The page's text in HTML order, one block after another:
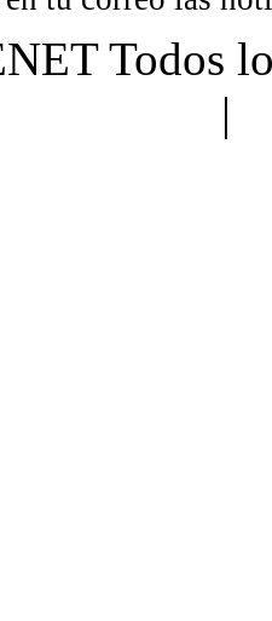
Todos
|